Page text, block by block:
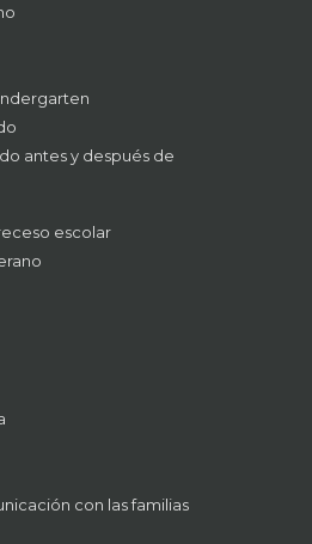
antes y después de
escolar
con las familias